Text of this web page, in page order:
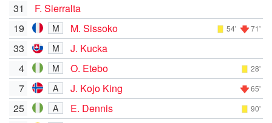
31
F. Sierralta
19
M M. Sissoko 54' 71'
33 M
J. Kucka
4
M O. Etebo 28'
7 A J. Kojo King 65'
25 A E. Dennis 90'